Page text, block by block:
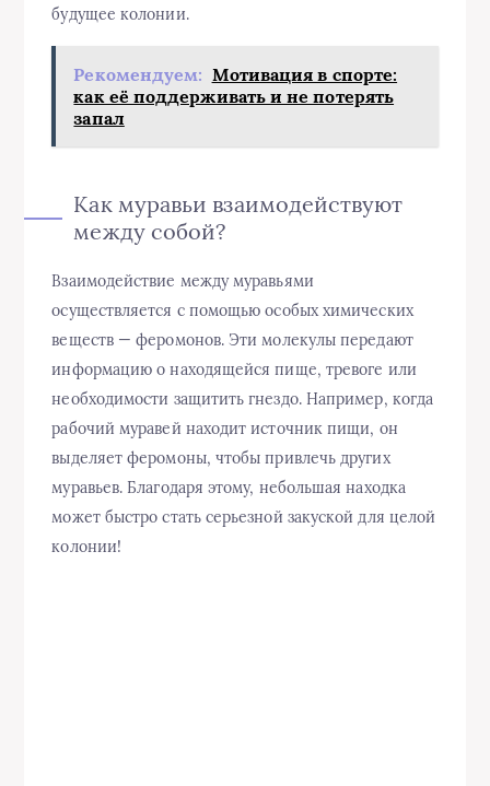
будущее колонии.
Рекомендуем: Мотивация в спорте:
как её поддерживать и не потерять
запал
Как муравьи взаимодействуют
между собой?
Взаимодействие между муравьями
осуществляется с помощью особых химических
веществ — феромонов. Эти молекулы передают
информацию о находящейся пище, тревоге или
необходимости защитить гнездо. Например, когда
рабочий муравей находит источник пищи, он
выделяет феромоны, чтобы привлечь других
муравьев. Благодаря этому, небольшая находка
может быстро стать серьезной закуской для целой
колонии!